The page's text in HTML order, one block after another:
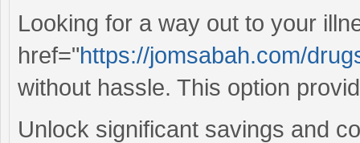
Looking for a way out to your
href="https://jomsabah.com/
without hassle. This option
Unlock significant savings and